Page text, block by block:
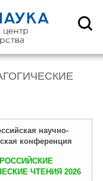
ая научно-
конференция
ЧТЕНИЯ 2026